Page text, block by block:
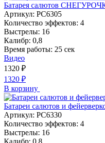
Батарея салютов
Артикул: РС6305
Количество эффектов: 4
Выстрелы: 16
Калибр: 0,8
Время работы: 25 сек
Видео
1320 ₽
1320 ₽
В корзину
Батареи салютов и
Артикул: РС6330
Количество эффектов: 4
Выстрелы: 16
Калибр: 0,8